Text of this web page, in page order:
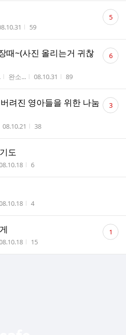
성시간 조회수
59
댓
글 5
때~(사진 올리는거 귀찮
작성자
완소... 작성시간
08.10.31 조회수
89
댓
글 6
려진 영아들을 위한 나눔
작성시간
08.10.21 조회수
38
댓
글 3
도
성시간 조회수
6
성시간 조회수
4
성시간 조회수
15
댓
글 1